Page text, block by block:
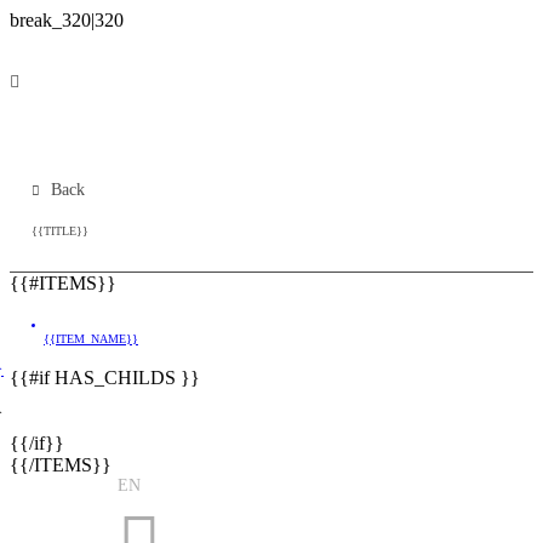
Back
{{TITLE}}
{{#ITEMS}}
{{ITEM_NAME}}
{{#if HAS_CHILDS }}
{{/if}}
{{/ITEMS}}
EN